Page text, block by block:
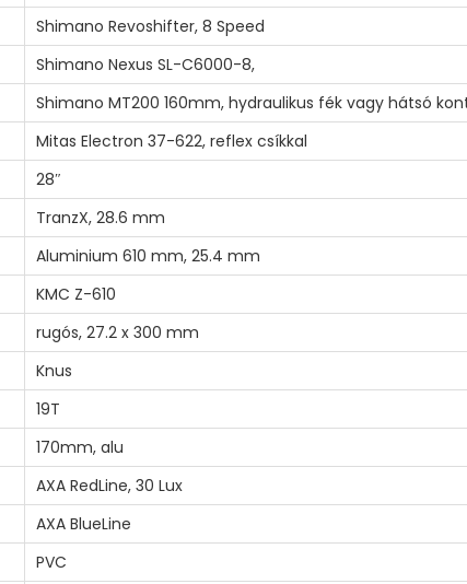
Shimano Revoshifter, 8 Speed
Shimano Nexus SL-C6000-8,
Shimano MT200 160mm, hydraulikus fék vagy hátsó
Mitas Electron 37-622, reflex csíkkal
28″
TranzX, 28.6 mm
Aluminium 610 mm, 25.4 mm
KMC Z-610
rugós, 27.2 x 300 mm
Knus
19T
170mm, alu
AXA RedLine, 30 Lux
AXA BlueLine
PVC